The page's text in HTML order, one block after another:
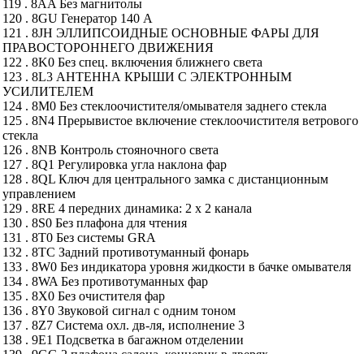
119 . 8AA Без магнитолы
120 . 8GU Генератор 140 А
121 . 8JH ЭЛЛИПСОИДНЫЕ ОСНОВНЫЕ ФАРЫ ДЛЯ
ПРАВОСТОРОННЕГО ДВИЖЕНИЯ
122 . 8K0 Без спец. включения ближнего света
123 . 8L3 АНТЕННА КРЫШИ С ЭЛЕКТРОННЫМ
УСИЛИТЕЛЕМ
124 . 8M0 Без стеклоочистителя/омывателя заднего стекла
125 . 8N4 Прерывистое включение стеклоочистителя ветрового
стекла
126 . 8NB Контроль стояночного света
127 . 8Q1 Регулировка угла наклона фар
128 . 8QL Ключ для центрального замка с дистанционным
управлением
129 . 8RE 4 передних динамика: 2 х 2 канала
130 . 8S0 Без плафона для чтения
131 . 8T0 Без системы GRA
132 . 8TC Задний противотуманный фонарь
133 . 8W0 Без индикатора уровня жидкости в бачке омывателя
134 . 8WA Без противотуманных фар
135 . 8X0 Без очистителя фар
136 . 8Y0 Звуковой сигнал с одним тоном
137 . 8Z7 Система охл. дв-ля, исполнение 3
138 . 9E1 Подсветка в багажном отделении